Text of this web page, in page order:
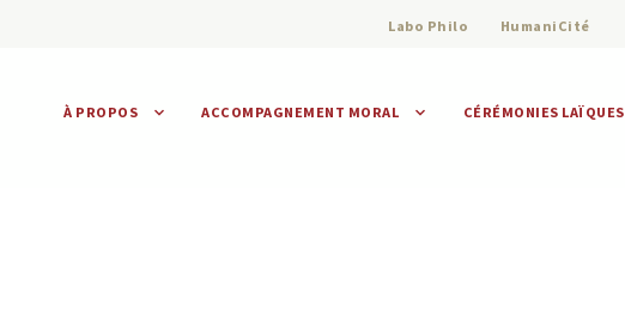
Labo Philo HumaniCité
À PROPOS ACCOMPAGNEMENT MORAL CÉRÉMONIES LAÏQUES